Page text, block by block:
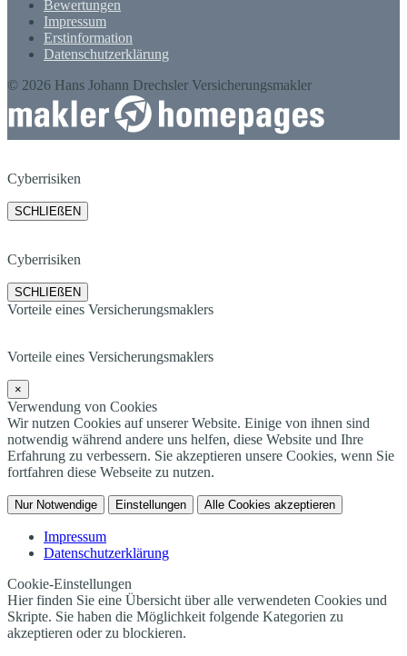
Bewertungen
Impressum
Erstinformation
Datenschutzerklärung
© 2026 Hans Johann Drechsler Versicherungsmakler
Cyberrisiken
SCHLIEßEN
Cyberrisiken
SCHLIEßEN
Vorteile eines Versicherungsmaklers
Vorteile eines Versicherungsmaklers
×
Verwendung von Cookies
Wir nutzen Cookies auf unserer Website. Einige von ihnen sind
notwendig während andere uns helfen, diese Website und Ihre
Erfahrung zu verbessern. Sie akzeptieren unsere Cookies, wenn Sie
fortfahren diese Webseite zu nutzen.
Nur Notwendige Einstellungen Alle Cookies akzeptieren
Impressum
Datenschutzerklärung
Cookie-Einstellungen
Hier finden Sie eine Übersicht über alle verwendeten Cookies und
Skripte. Sie haben die Möglichkeit folgende Kategorien zu
akzeptieren oder zu blockieren.